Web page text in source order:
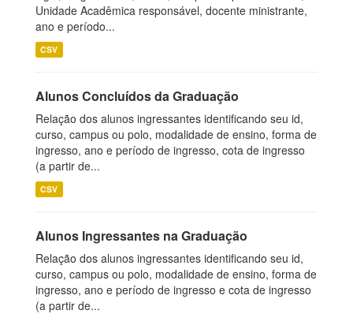
Unidade Acadêmica responsável, docente ministrante,
ano e período...
CSV
Alunos Concluídos da Graduação
Relação dos alunos ingressantes identificando seu id,
curso, campus ou polo, modalidade de ensino, forma de
ingresso, ano e período de ingresso, cota de ingresso
(a partir de...
CSV
Alunos Ingressantes na Graduação
Relação dos alunos ingressantes identificando seu id,
curso, campus ou polo, modalidade de ensino, forma de
ingresso, ano e período de ingresso e cota de ingresso
(a partir de...